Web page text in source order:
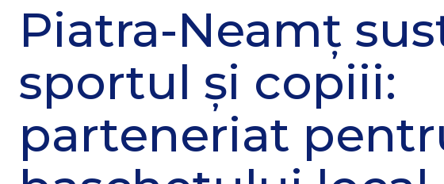
Piatra-Neamț
sportul și copiii:
parteneriat